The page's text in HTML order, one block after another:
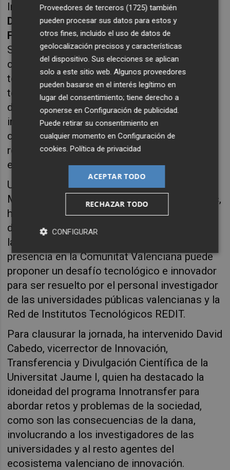
Instituto de Tecnología Cerámica (ITC-AICE);
David González, cofundador de Innova Grid;
Francisco Vea,director de Innovación de
Simetría Grupo; yJosé María Villegas
cofundador de Urban Alert. En este sentido,
todos ellos han presentado diversas
tecnologías innovadoras que se están
desarrollando, y algunas de ellas
implementando, en arquitectura y
construcción para lograr infraestructuras
resilientes ante fenómenos climáticos
extremos.
Una vez finalizada la mesa redonda, Laura
Menéndez, manager Innotransfer en Espaitec,
ha realizado una exposición práctica acerca
de la
«Plataforma de Retos Innotransfer»
la que cualquier empresa o entidad con
presencia en la Comunitat Valenciana puede
proponer un desafío tecnológico e innovador
para ser resuelto por el personal investigador
de las universidades públicas valencianas y la
Red de Institutos Tecnológicos REDIT.
Para clausurar la jornada, ha intervenido David
Cabedo, vicerrector de Innovación,
Transferencia y Divulgación Científica de la
Universitat Jaume I, quien ha destacado la
idoneidad del programa Innotransfer para
abordar retos y problemas de la sociedad,
como son las consecuencias de la dana,
involucrando a los investigadores de las
universidades y al resto agentes del
ecosistema valenciano de innovación.
Proveedores de terceros (1725) también
pueden procesar sus datos para estos y
otros fines, incluido el uso de datos de
geolocalización precisos y características
del dispositivo. Sus elecciones se aplican
solo a este sitio web. Algunos proveedores
pueden basarse en el interés legítimo en
lugar del consentimiento; tiene derecho a
oponerse enConfiguración de publicidad
Puede retirar su consentimiento en
cualquier momento enConfiguración de
cookies .Política de privacidad
ACEPTAR TODO
RECHAZAR TODO
CONFIGURAR